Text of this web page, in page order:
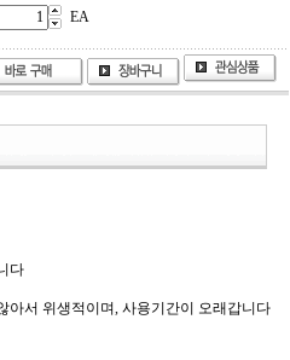
EA
다
아서 위생적이며, 사용기간이 오래갑니다